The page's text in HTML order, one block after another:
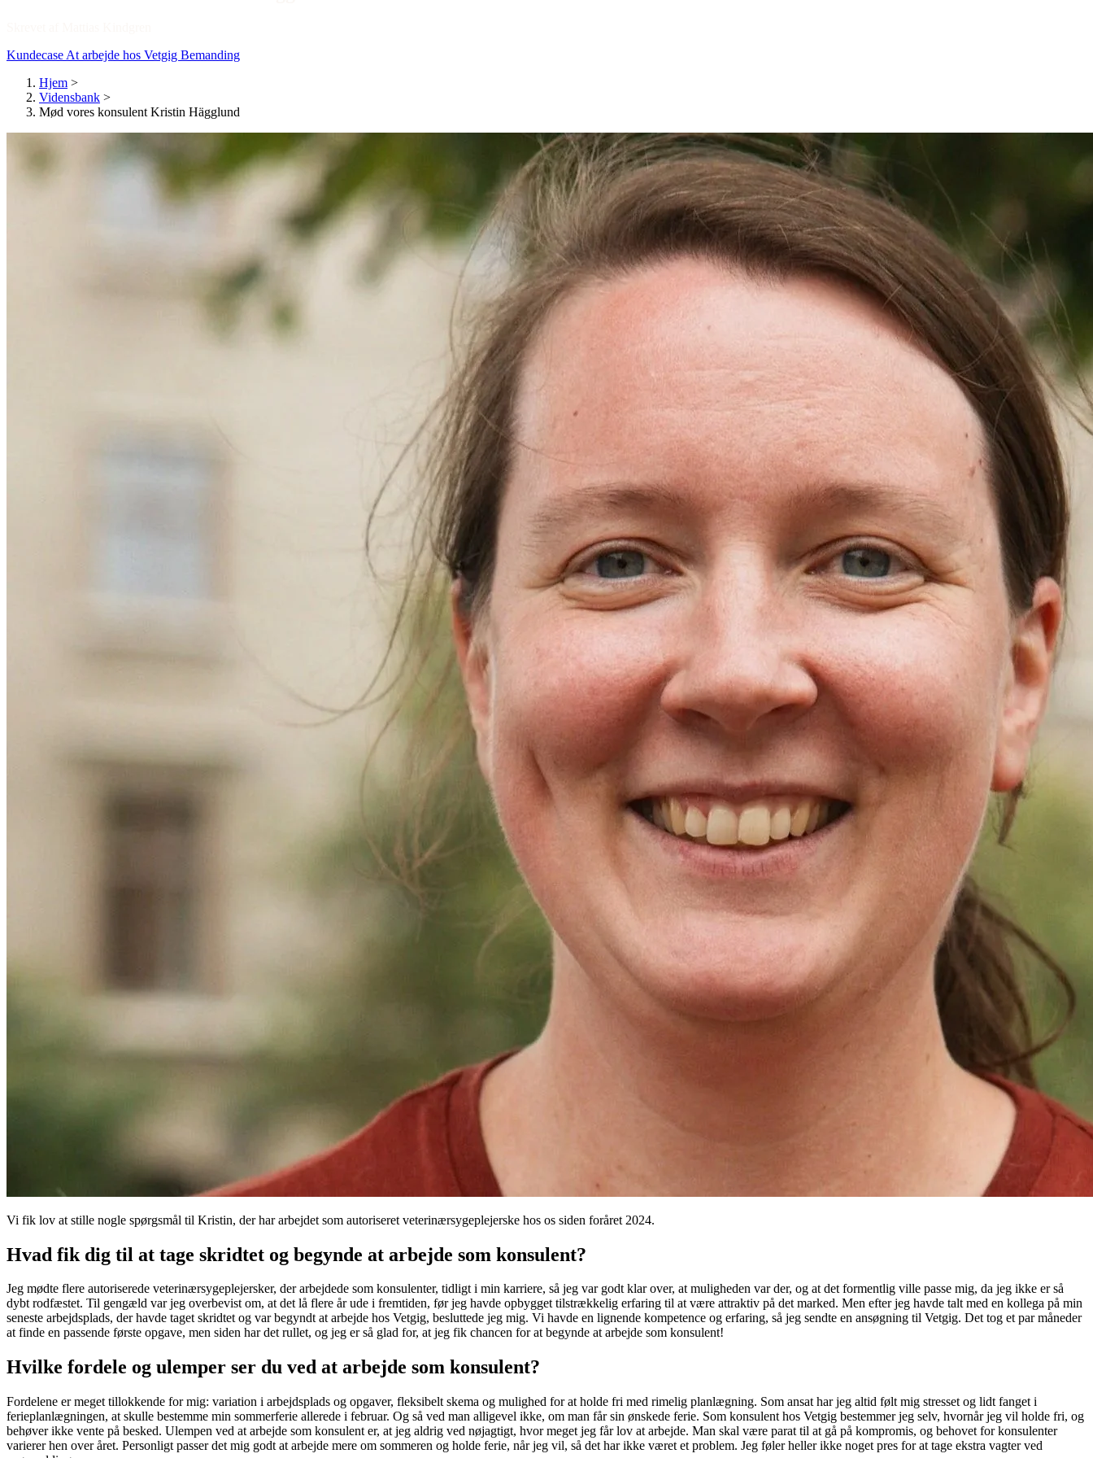
Kundecase At arbejde hos Vetgig Bemanding
Hjem >
Vidensbank >
Mød vores konsulent Kristin Hägglund
Vi fik lov at stille nogle spørgsmål til Kristin, der har arbejdet som autoriseret veterinærsygeplejerske hos os siden foråret 2024.
Hvad fik dig til at tage skridtet og begynde at arbejde som konsulent?
Jeg mødte flere autoriserede veterinærsygeplejersker, der arbejdede som konsulenter, tidligt i min karriere, så jeg var godt klar over, at muligheden var der, og at det formentlig ville passe mig, da jeg ikke er så
dybt rodfæstet. Til gengæld var jeg overbevist om, at det lå flere år ude i fremtiden, før jeg havde opbygget tilstrækkelig erfaring til at være attraktiv på det marked. Men efter jeg havde talt med en kollega på min
seneste arbejdsplads, der havde taget skridtet og var begyndt at arbejde hos Vetgig, besluttede jeg mig. Vi havde en lignende kompetence og erfaring, så jeg sendte en ansøgning til Vetgig. Det tog et par måneder
at finde en passende første opgave, men siden har det rullet, og jeg er så glad for, at jeg fik chancen for at begynde at arbejde som konsulent!
Hvilke fordele og ulemper ser du ved at arbejde som konsulent?
Fordelene er meget tillokkende for mig: variation i arbejdsplads og opgaver, fleksibelt skema og mulighed for at holde fri med rimelig planlægning. Som ansat har jeg altid følt mig stresset og lidt fanget i
ferieplanlægningen, at skulle bestemme min sommerferie allerede i februar. Og så ved man alligevel ikke, om man får sin ønskede ferie. Som konsulent hos Vetgig bestemmer jeg selv, hvornår jeg vil holde fri, og
behøver ikke vente på besked. Ulempen ved at arbejde som konsulent er, at jeg aldrig ved nøjagtigt, hvor meget jeg får lov at arbejde. Man skal være parat til at gå på kompromis, og behovet for konsulenter
varierer hen over året. Personligt passer det mig godt at arbejde mere om sommeren og holde ferie, når jeg vil, så det har ikke været et problem. Jeg føler heller ikke noget pres for at tage ekstra vagter ved